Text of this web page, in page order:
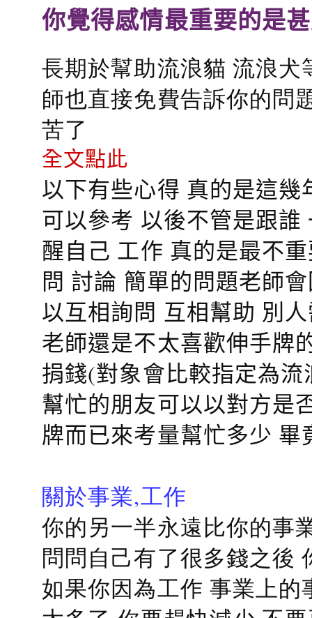
你覺得感情最重要的是
長期於幫助流浪貓 流浪
師也直接免費告訴你的問
苦了
全文點此
以下有些心得 真的是這
可以參考 以後不管是跟
醒自己 工作 真的是最不
問 討論 簡單的問題老師
以互相詢問 互相幫助 別
老師還是不太喜歡伸手牌
捐錢(對象會比較指定為
幫忙的朋友可以以對方是
牌而已來考量幫忙多少
關於事業,工作
你的另一半永遠比你的事
問問自己有了很多錢之後
如果你因為工作 事業上